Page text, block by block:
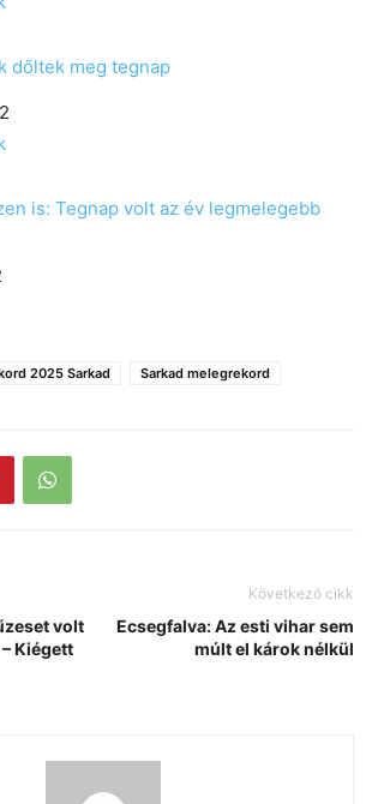
dőltek meg tegnap
is: Tegnap volt az év legmelegebb
2025 Sarkad Sarkad melegrekord
volt
Kiégett
Következő cikk
Ecsegfalva: Az esti vihar sem
múlt el károk nélkül